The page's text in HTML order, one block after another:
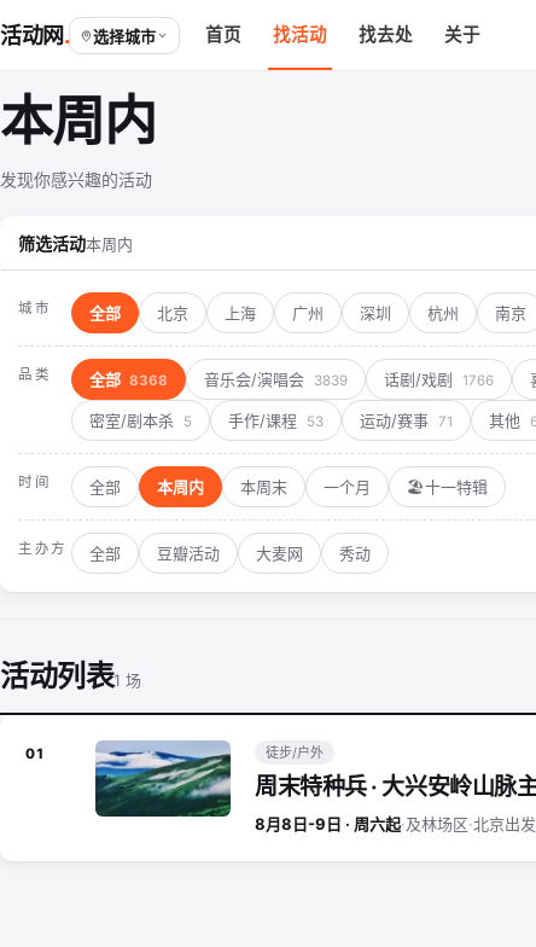
活动网 选择城市 首页 找活动 找去处 关于
本周内
发现你感兴趣的活动
筛选活动本周内
城市 全部 北京 上海 广州 深圳 杭州 南京
品类 全部 8368 音乐会/演唱会 3839 话剧/戏剧 1766
密室/剧本杀 5 手作/课程 53 运动/赛事 71 其他
时间 全部 本周内 本周末 一个月 🏖️十一特辑
主办方 全部 豆瓣活动 大麦网 秀动
活动列表1 场
01 徒步/户外
周末特种兵 · 大兴安岭山脉
8月8日-9日 · 周六起·及林场区·北京出发